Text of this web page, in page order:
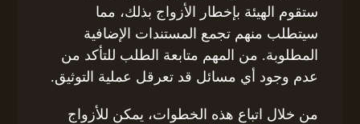
ستقوم الهيئة بإخطار الأزواج بذلك، مما
سيتطلب منهم تجمع المستندات الإضافية
المطلوبة. من المهم متابعة الطلب للتأكد من
عدم وجود أي مسائل قد تعرقل عملية التوثيق.
من خلال اتباع هذه الخطوات، يمكن للأزواج